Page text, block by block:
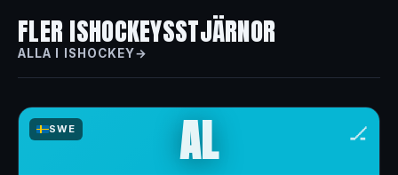
FLER ISHOCKEYSSTJÄRNOR
ALLA I ISHOCKEY
SWE 🏒
AL